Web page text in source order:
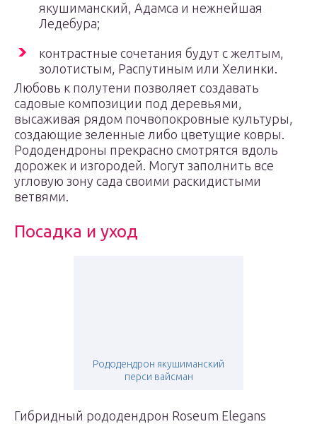
якушиманский, Адамса и нежнейшая
Ледебура;
контрастные сочетания будут с желтым,
золотистым, Распутиным или Хелинки.
Любовь к полутени позволяет создавать
садовые композиции под деревьями,
высаживая рядом почвопокровные культуры,
создающие зеленные либо цветущие ковры.
Рододендроны прекрасно смотрятся вдоль
дорожек и изгородей. Могут заполнить все
угловую зону сада своими раскидистыми
ветвями.
Посадка и уход
Рододендрон якушиманский
перси вайсман
Гибридный рододендрон Roseum Elegans